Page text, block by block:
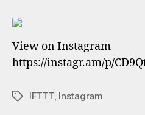
View on Instagram
https://instagr.am/p/
Schlagwörter
IFTTT, Instagram